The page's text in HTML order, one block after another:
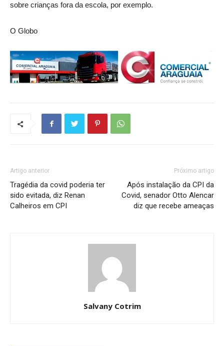
sobre crianças fora da escola, por exemplo.
O Globo
Artigo anterior
Tragédia da covid poderia ter
sido evitada, diz Renan
Calheiros em CPI
Próximo artigo
Após instalação da CPI da
Covid, senador Otto Alencar
diz que recebe ameaças
Salvany Cotrim